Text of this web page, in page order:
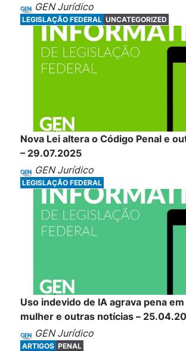
GEN Jurídico
LEGISLAÇÃO FEDERAL UNCATEGORIZED
Nova Lei altera o Código Penal e
– 29.07.2025
GEN Jurídico
LEGISLAÇÃO FEDERAL
Uso indevido de IA agrava pena
mulher e outras notícias –
GEN Jurídico
ARTIGOS PENAL